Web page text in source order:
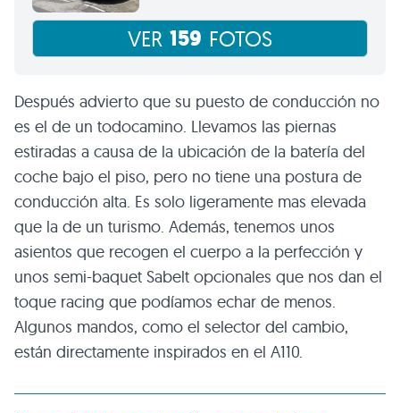
VER 159 FOTOS
Después advierto que su puesto de conducción no
es el de un todocamino. Llevamos las piernas
estiradas a causa de la ubicación de la batería del
coche bajo el piso, pero no tiene una postura de
conducción alta. Es solo ligeramente mas elevada
que la de un turismo. Además, tenemos unos
asientos que recogen el cuerpo a la perfección y
unos semi-baquet Sabelt opcionales que nos dan el
toque racing que podíamos echar de menos.
Algunos mandos, como el selector del cambio,
están directamente inspirados en el A110.